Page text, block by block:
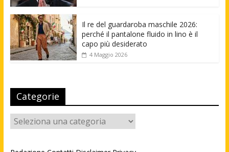
Il re del guardaroba maschile 2026:
perché il pantalone fluido in lino è il
capo più desiderato
4 Maggio 2026
Categorie
Categorie